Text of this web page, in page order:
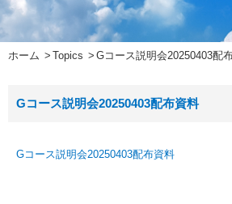
ホーム Topics Gコース説明会20250403配
Gコース説明会20250403配布資料
Gコース説明会20250403配布資料